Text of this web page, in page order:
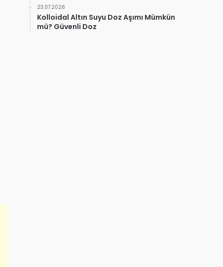
23.07.2026
Kolloidal Altın Suyu Doz Aşımı Mümkün
mü? Güvenli Doz